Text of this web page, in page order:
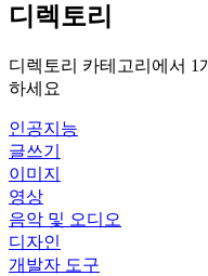
디렉토리
디렉토리 카테고리에서 1
하세요
인공지능
글쓰기
이미지
영상
음악 및 오디오
디자인
개발자 도구